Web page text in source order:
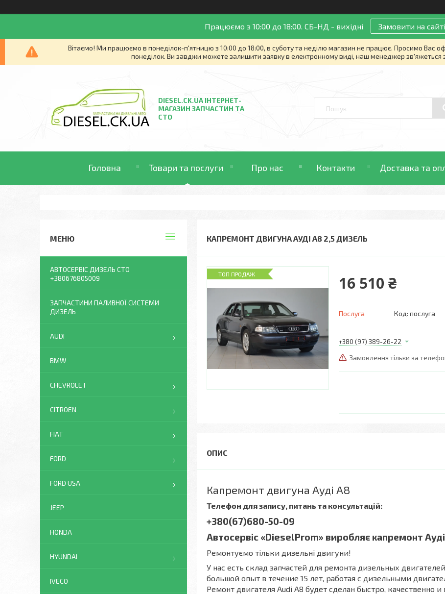
Працюємо з 10:00 до 18:00. СБ-НД - вихідні Замовити на сайті
Вітаємо! Ми працюємо в понеділок-п'ятницю з 10:00 до 18:00, в суботу та неділю магазин не працює. Просимо Вас
понеділок. Ви завджи можете залишити заявку в електронному виді, наш менеджер
DIESEL.CK.UA ІНТЕРНЕТ-
МАГАЗИН ЗАПЧАСТИН ТА
СТО
Головна Товари та послуги Про нас Контакти Доставка та
КАПРЕМОНТ ДВИГУНА АУДІ А8 2,5 ДИЗЕЛЬ
ТОП ПРОДАЖ 16 510 ₴
Послуга Код: послуга
+380 (97) 389-26-22
Замовлення тільки за
Капремонт двигуна Ауді А8
Телефон для запису, питань та консультацій:
+380(67)680-50-09
Автосервіс «DieselProm» виробляє капремонт
Ремонтуємо тільки дизельні двигуни!
У нас есть склад запчастей для ремонта дизельных
большой опыт в течение 15 лет, работая с дизельными
Ремонт двигателя Audi А8 будет сделан быстро, качественно
АВТОСЕРВІС ДИЗЕЛЬ СТО
+380676805009
ЗАПЧАСТИНИ ПАЛИВНОЇ СИСТЕМИ
ДИЗЕЛЬ
AUDI
BMW
CHEVROLET
CITROEN
FIAT
FORD
FORD USA
JEEP
HONDA
HYUNDAI
IVECO